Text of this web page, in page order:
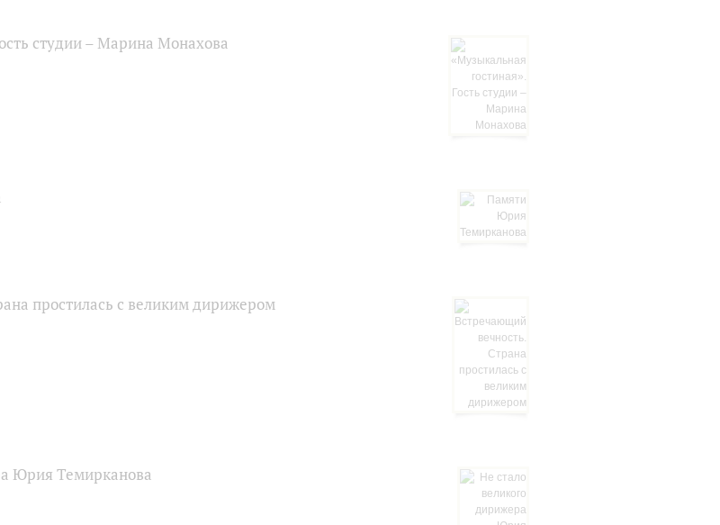
студии – Марина Монахова
простилась с великим дирижером
Юрия Темирканова